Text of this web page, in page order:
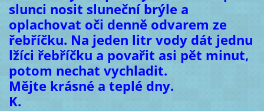
slunci nosit sluneční brýle a
oplachovat oči denně odvarem ze
řebříčku. Na jeden litr vody dát jednu
lžíci řebříčku a povařit asi pět minut,
potom nechat vychladit.
Mějte krásné a teplé dny.
K.